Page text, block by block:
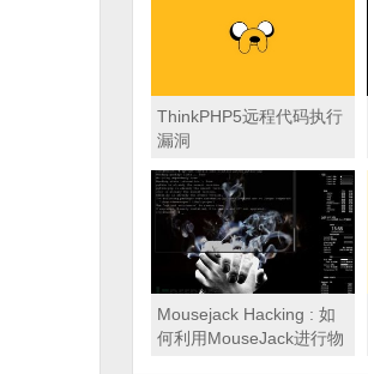
ThinkPHP5远程代码执行
漏洞
Mousejack Hacking : 如
何利用MouseJack进行物